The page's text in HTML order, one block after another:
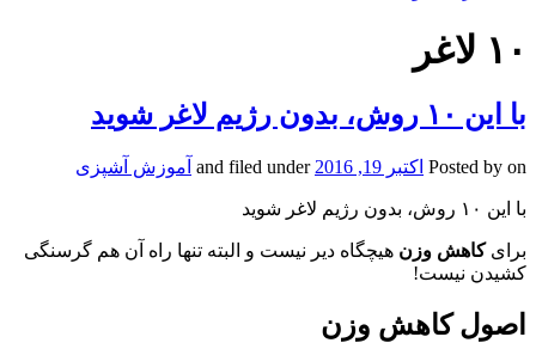
۱۰ لاغر
با این ۱۰ روش، بدون رژیم لاغر شوید
Posted by on اکتبر 19, 2016 and filed under آموزش آشپزی
با این ۱۰ روش، بدون رژیم لاغر شوید
برایکاهش وزن هیچگاه دیر نیست و البته تنها راه آن هم گرسنگی
کشیدن نیست!
اصول کاهش وزن